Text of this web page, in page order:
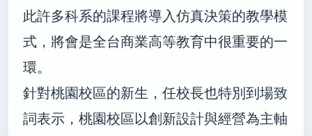
此許多科系的課程將導入仿真決策的教學模
式，將會是全台商業高等教育中很重要的一
環。
針對桃園校區的新生，任校長也特別到場致
詞表示，桃園校區以創新設計與經營為主軸